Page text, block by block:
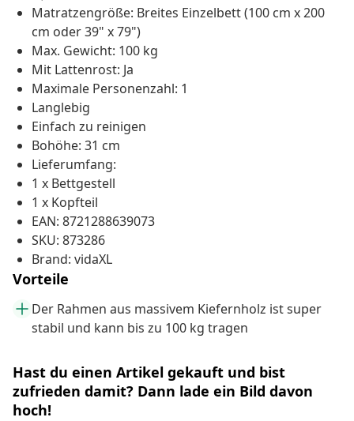
Matratzengröße: Breites Einzelbett (100 cm x 200
cm oder 39" x 79")
Max. Gewicht: 100 kg
Mit Lattenrost: Ja
Maximale Personenzahl: 1
Langlebig
Einfach zu reinigen
Bohöhe: 31 cm
Lieferumfang:
1 x Bettgestell
1 x Kopfteil
EAN: 8721288639073
SKU: 873286
Brand: vidaXL
Vorteile
Der Rahmen aus massivem Kiefernholz ist super
stabil und kann bis zu 100 kg tragen
Hast du einen Artikel gekauft und bist
zufrieden damit? Dann lade ein Bild davon
hoch!